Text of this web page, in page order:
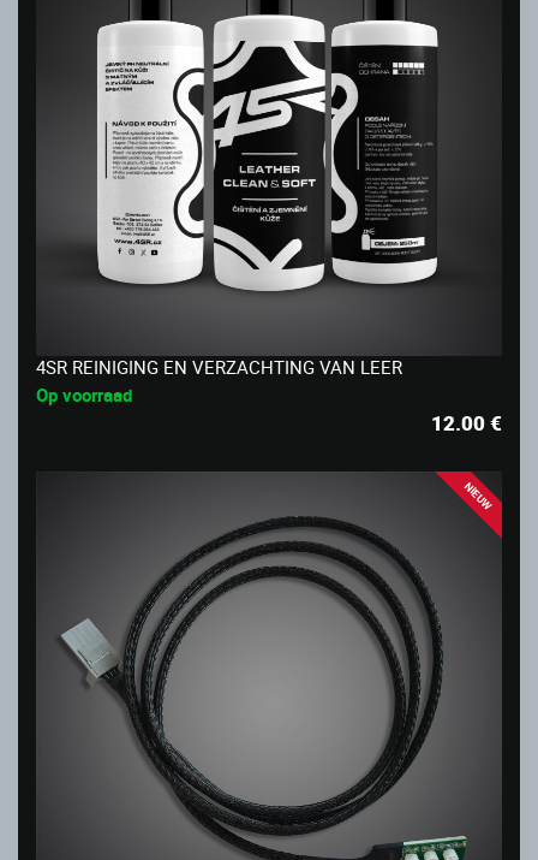
4SR REINIGING EN VERZACHTING VAN LEER
Op voorraad
12.00€
NIEUW